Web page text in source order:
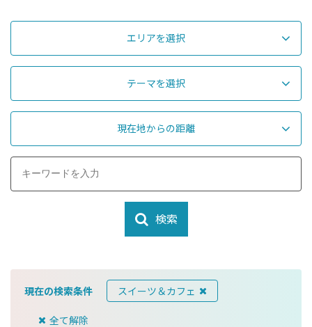
エリアを選択
テーマを選択
現在地からの距離
検索
現在の検索条件 スイーツ＆カフェ
全て解除